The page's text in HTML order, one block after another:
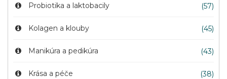
Probiotika a laktobacily (57)
Kolagen a klouby (45)
Manikúra a pedikúra (43)
Krása a péče (38)